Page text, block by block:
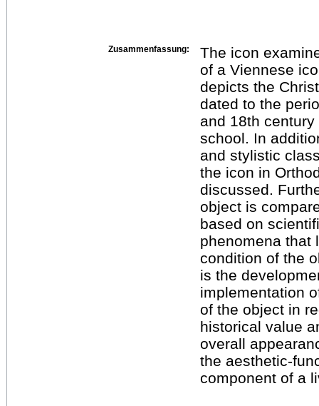
Zusammenfassung:
The icon
of a Viennese
depicts the
dated to the
and 18th
school. In
and stylistic
the icon in
discussed.
object is
based on
phenomena that
condition of the
is the
implementation
of the object in
historical value
overall
the aesthetic-
component of a